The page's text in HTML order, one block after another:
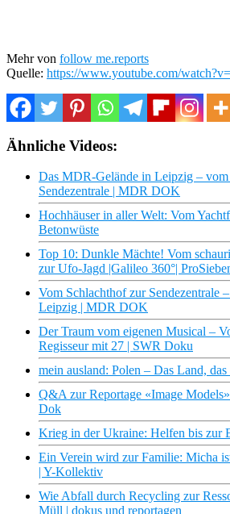
Mehr von follow me.reports
Quelle: https://www.youtube.com/
Ähnliche Videos:
Das MDR-Gelände in Leipzig –
Sendezentrale | MDR DOK
Hochhäuser in aller Welt: Vom
Betonwüste
Top 10: Dunkle Mächte! Vom
zur Ufo-Jagd |Galileo 360°|
Vom Schlachthof zur Sendezentrale
Leipzig | MDR DOK
Der Traum vom eigenen Musical –
Regisseur mit 27 | SWR Doku
mein ausland: Polen – Das Land,
Q&A zur Reportage «Image
Dok
Krieg in der Ukraine: Helfen bis zur
Ein Verein wird zur Familie: Micha
| Y-Kollektiv
Wie Abfall durch Recycling zur
Müll | dokus und reportagen